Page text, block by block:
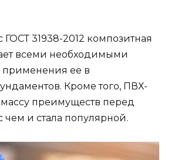
ГОСТ 31938-2012 композитная
всеми необходимыми
применения ее в
Кроме того, ПВХ-
преимуществ перед
чем и стала популярной.